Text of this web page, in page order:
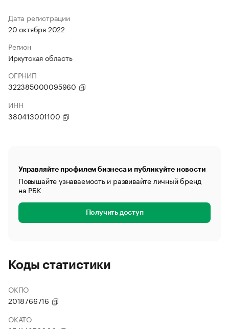
Дата регистрации
20 октября 2022
Регион
Иркутская область
ОГРНИП
322385000095960
ИНН
380413001100
Управляйте профилем бизнеса и публикуйте новости
Повышайте узнаваемость и развивайте личный бренд
на РБК
Получить доступ
Коды статистики
ОКПО
2018766716
ОКАТО